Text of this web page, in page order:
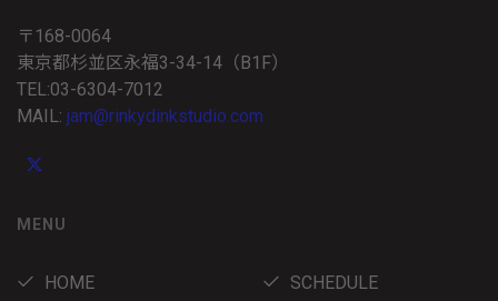
〒168-0064
東京都杉並区永福3-34-14（B1F）
TEL:03-6304-7012
MAIL: jam@rinkydinkstudio.com
MENU
HOME SCHEDULE